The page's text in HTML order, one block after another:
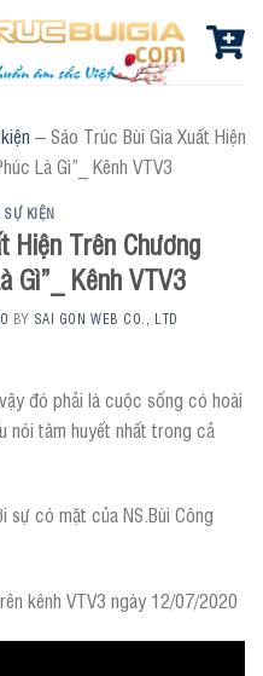
–Sáo Trúc Bùi Gia Xuất Hiện
Là Gì”_ Kênh VTV3
SỰ KIỆN
Hiện Trên Chương
Gì”_ Kênh VTV3
BY SAI GON WEB CO., LTD
đó phải là cuộc sống có hoài
nói tâm huyết nhất trong cả
sự có mặt của NS.Bùi Công
kênh VTV3 ngày 12/07/2020